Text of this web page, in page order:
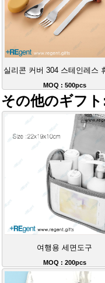
MOQ : 500pcs
その他のギフト
여행용 세면도구
MOQ : 200pcs